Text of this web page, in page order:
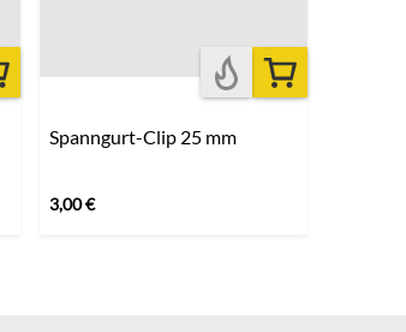
Spanngurt-Clip 25 mm
3,00€